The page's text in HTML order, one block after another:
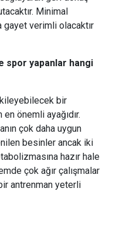
Minimal
verimli olacaktır
spor yapanlar hangi
bir
önemli ayağıdır.
çok daha uygun
besinler ancak iki
hazır hale
çok ağır çalışmalar
antrenman yeterli